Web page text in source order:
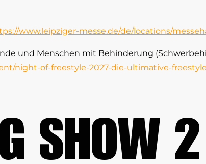
www.leipziger-messe.de/de/locations/
und Menschen mit Behinderung
night-of-freestyle-2027-die-ultimative-
SHOW 2